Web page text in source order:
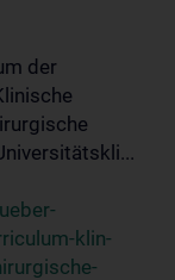
der
klin-